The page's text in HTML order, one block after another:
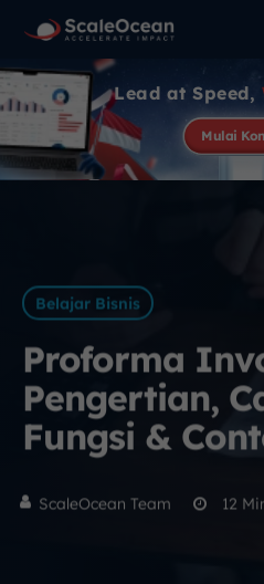
Lead at Speed,
Mulai
Belajar Bisnis
Proforma
Pengertian,
Fungsi &
ScaleOcean Team 12